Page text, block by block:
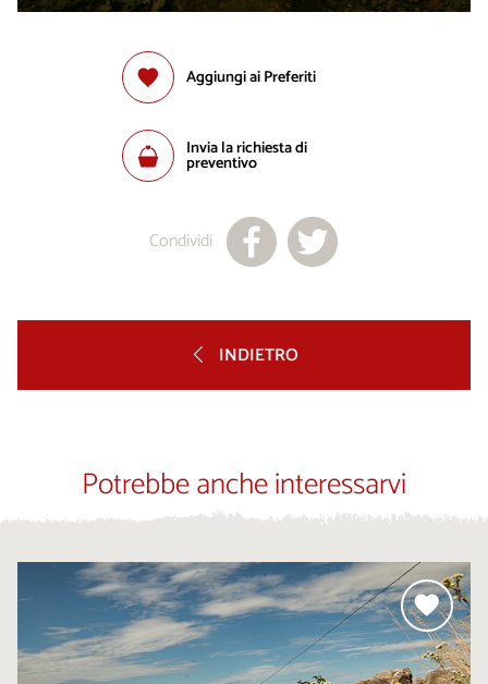
Aggiungi ai Preferiti
Invia la richiesta di
preventivo
Condividi
INDIETRO
Potrebbe anche interessarvi